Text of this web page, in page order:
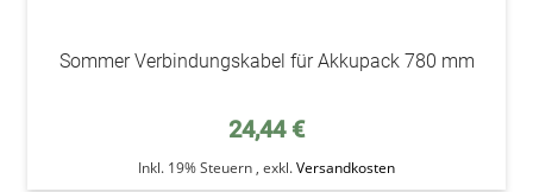
Sommer Verbindungskabel für Akkupack 780 mm
24,44 €
Inkl. 19% Steuern , exkl.Versandkosten